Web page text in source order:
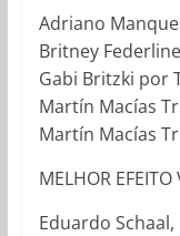
Adriano
Britney
Gabi Britzki por
Martín Macías
Martín Macías
MELHOR EFEITO
Eduardo